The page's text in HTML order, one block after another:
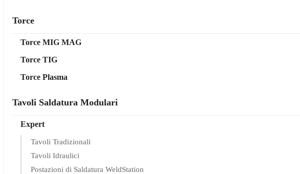
Torce
Torce MIG MAG
Torce TIG
Torce Plasma
Tavoli Saldatura Modulari
Expert
Tavoli Tradizionali
Tavoli Idraulici
Postazioni di Saldatura WeldStation